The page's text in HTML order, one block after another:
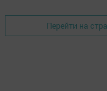
Перейти на